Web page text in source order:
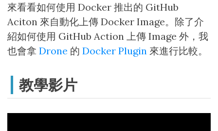
來看看如何使用 Docker 推出的 GitHub
Aciton 來自動化上傳 Docker Image。除了介
紹如何使用 GitHub Action 上傳 Image 外，我
也會拿 Drone 的 Docker Plugin 來進行比較。
教學影片